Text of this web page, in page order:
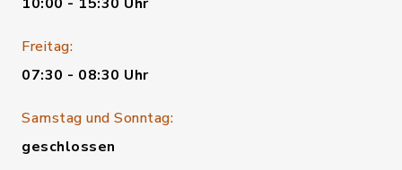
Freitag:
07:30 - 08:30 Uhr
Samstag und Sonntag:
geschlossen